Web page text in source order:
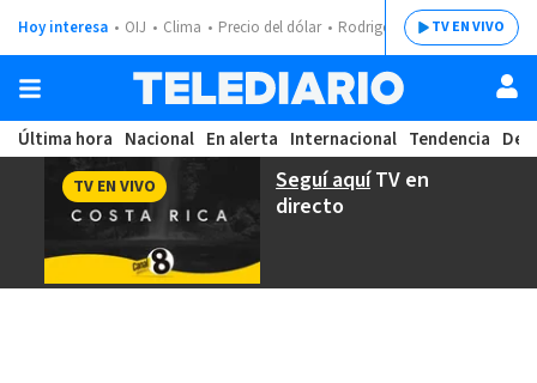
Hoy interesa OIJ Clima Precio del dólar Rodrigo ChavesTV EN VIVO
Última hora Nacional En alerta Internacional Tendencia
Seguí aquíTV en
directo
TV EN VIVO